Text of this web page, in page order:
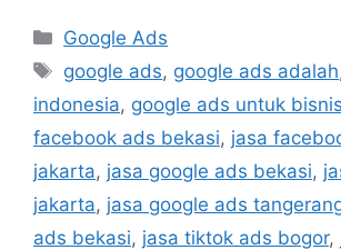
Google Ads
google ads, google ads adalah
indonesia, google ads untuk bisnis
facebook ads bekasi, jasa
jakarta, jasa google ads bekasi,
jakarta, jasa google ads
ads bekasi, jasa tiktok ads bogor,